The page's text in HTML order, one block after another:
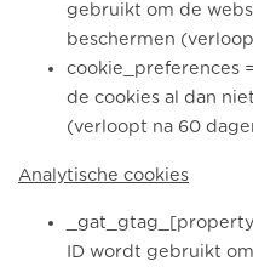
gebruikt om de
beschermen
cookie_preferences
de cookies al dan
(verloopt na 60
Analytische cookies
ID wordt gebruikt